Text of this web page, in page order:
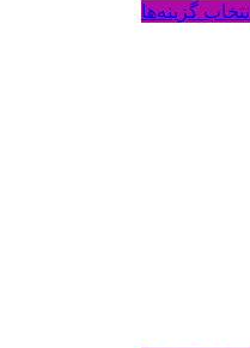
انتخاب گزینه‌ها